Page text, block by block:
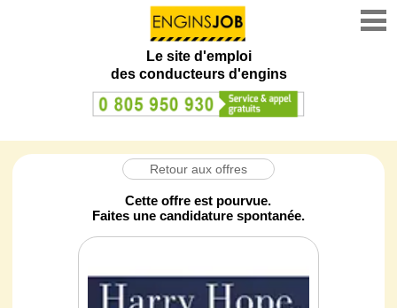
Le site d'emploi
des conducteurs d'engins
Retour aux offres
Cette offre est pourvue.
Faites une candidature spontanée.